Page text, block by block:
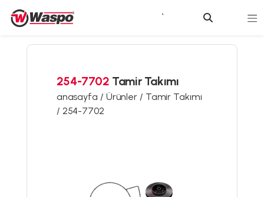
254-7702 Tamir Takımı
anasayfa / Ürünler / Tamir Takımı
/ 254-7702